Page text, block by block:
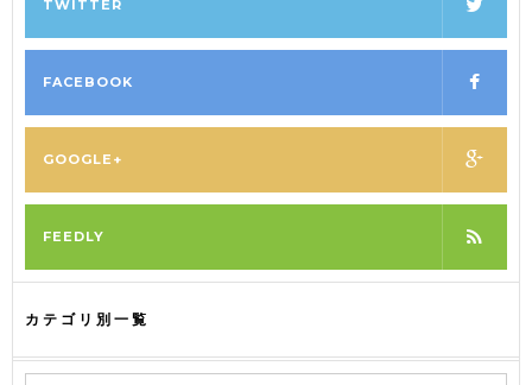
TWITTER
FACEBOOK
GOOGLE+
FEEDLY
カテゴリ別一覧